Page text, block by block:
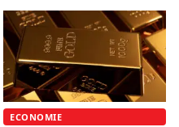
ECONOMIE